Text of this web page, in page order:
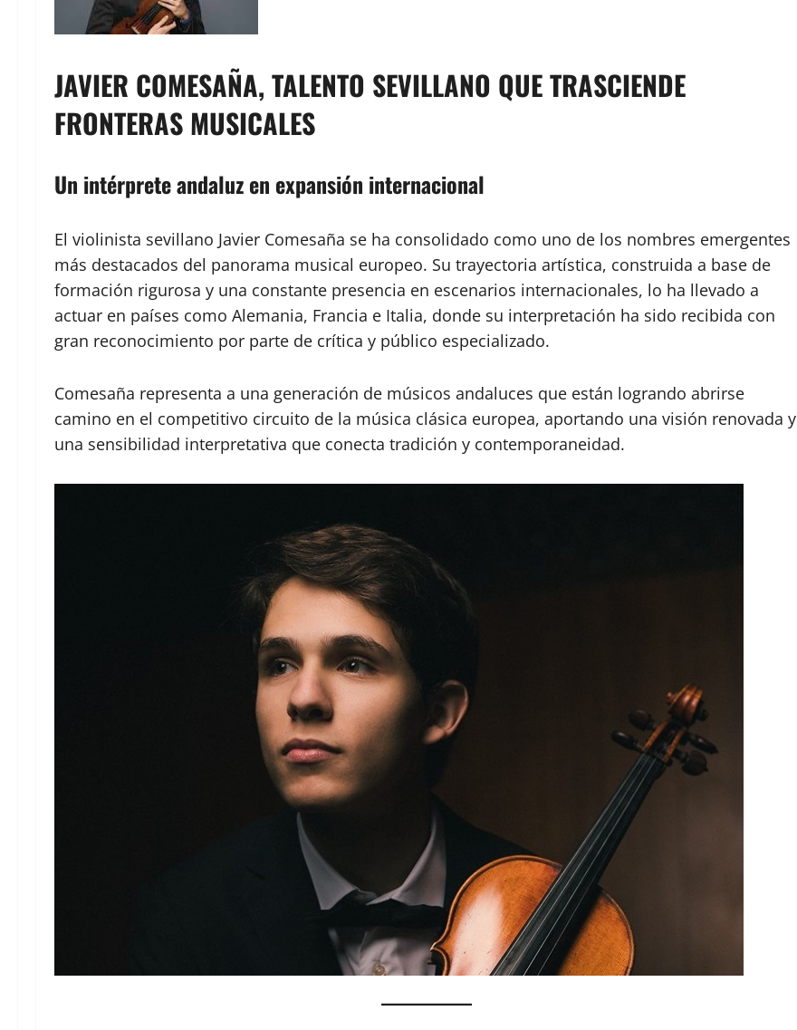
JAVIER COMESAÑA, TALENTO SEVILLANO QUE TRASCIENDE
FRONTERAS MUSICALES
Un intérprete andaluz en expansión internacional
El violinista sevillano Javier Comesaña se ha consolidado como uno de los nombres emergentes
más destacados del panorama musical europeo. Su trayectoria artística, construida a base de
formación rigurosa y una constante presencia en escenarios internacionales, lo ha llevado a
actuar en países como Alemania, Francia e Italia, donde su interpretación ha sido recibida con
gran reconocimiento por parte de crítica y público especializado.
Comesaña representa a una generación de músicos andaluces que están logrando abrirse
camino en el competitivo circuito de la música clásica europea, aportando una visión renovada y
una sensibilidad interpretativa que conecta tradición y contemporaneidad.